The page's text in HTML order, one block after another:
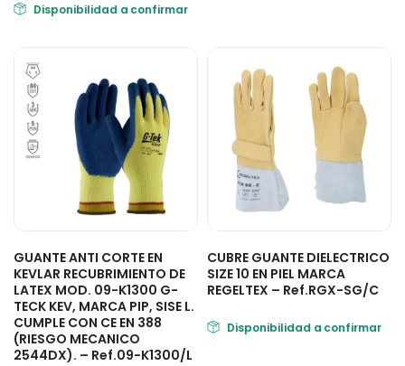
Disponibilidad a confirmar
GUANTE ANTI CORTE EN
KEVLAR RECUBRIMIENTO DE
LATEX MOD. 09-K1300 G-
TECK KEV, MARCA PIP, SISE L.
CUMPLE CON CE EN 388
(RIESGO MECANICO
2544DX). – Ref.09-K1300/L
CUBRE GUANTE DIELECTRICO
SIZE 10 EN PIEL MARCA
REGELTEX – Ref.RGX-SG/C
Disponibilidad a confirmar